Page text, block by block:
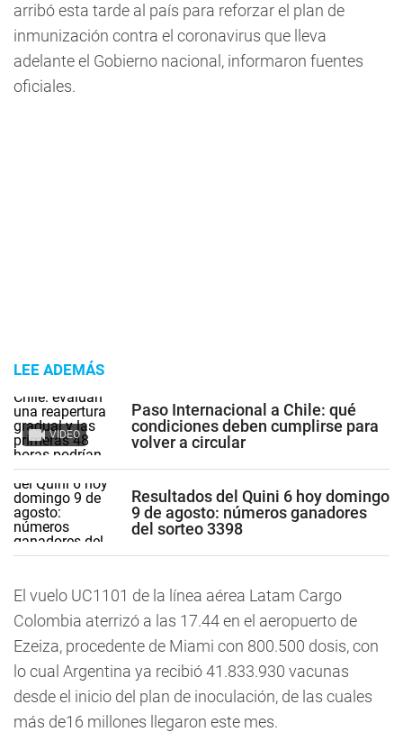
arribó esta tarde al país para reforzar el plan de
inmunización contra el coronavirus que lleva
adelante el Gobierno nacional, informaron fuentes
oficiales.
LEE ADEMÁS
VIDEO
Paso Internacional a Chile: qué
condiciones deben cumplirse para
volver a circular
Resultados del Quini 6 hoy domingo
9 de agosto: números ganadores
del sorteo 3398
El vuelo UC1101 de la línea aérea Latam Cargo
Colombia aterrizó a las 17.44 en el aeropuerto de
Ezeiza, procedente de Miami con 800.500 dosis, con
lo cual Argentina ya recibió 41.833.930 vacunas
desde el inicio del plan de inoculación, de las cuales
más de16 millones llegaron este mes.